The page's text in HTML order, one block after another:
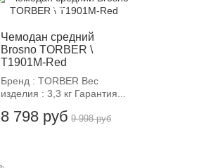
Чемодан средний
Brosno TORBER \
T1901M-Red
Бренд : TORBER Вес
изделия : 3,3 кг Гарантия...
8 798 руб
-12%
9 998 руб